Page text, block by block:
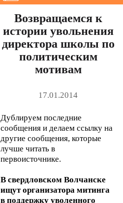
Возвращаемся к
истории увольнения
директора школы по
политическим
мотивам
17.01.2014
Дублируем последние
сообщения и делаем ссылку на
другие сообщения, которые
лучше читать в
первоисточнике.
В свердловском Волчанске
ищут организатора митинга
в поддержку уволенного